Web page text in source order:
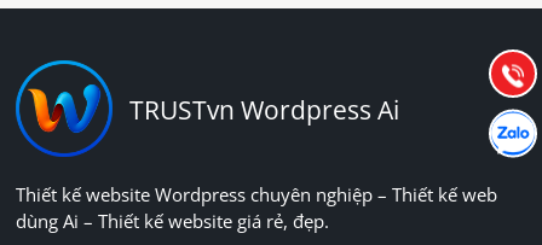
TRUSTvn Wordpress Ai
Thiết kế website Wordpress chuyên nghiệp – Thiết kế web
dùng Ai – Thiết kế website giá rẻ, đẹp.
Gọi
(028) 22.166.144
Chát
Hợp tác